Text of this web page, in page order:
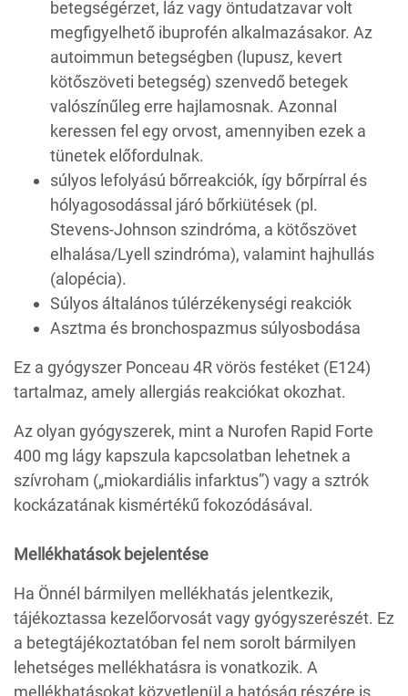
betegségérzet, láz vagy öntudatzavar volt
megfigyelhető ibuprofén alkalmazásakor. Az
autoimmun betegségben (lupusz, kevert
kötőszöveti betegség) szenvedő betegek
valószínűleg erre hajlamosnak. Azonnal
keressen fel egy orvost, amennyiben ezek a
tünetek előfordulnak.
súlyos lefolyású bőrreakciók, így bőrpírral és
hólyagosodással járó bőrkiütések (pl.
Stevens‑Johnson szindróma, a kötőszövet
elhalása/Lyell szindróma), valamint hajhullás
(alopécia).
Súlyos általános túlérzékenységi reakciók
Asztma és bronchospazmus súlyosbodása
Ez a gyógyszer Ponceau 4R vörös festéket (E124)
tartalmaz, amely allergiás reakciókat okozhat.
Az olyan gyógyszerek, mint a Nurofen Rapid Forte
400 mg lágy kapszula kapcsolatban lehetnek a
szívroham („miokardiális infarktus”) vagy a sztrók
kockázatának kismértékű fokozódásával.
Mellékhatások bejelentése
Ha Önnél bármilyen mellékhatás jelentkezik,
tájékoztassa kezelőorvosát vagy gyógyszerészét. Ez
a betegtájékoztatóban fel nem sorolt bármilyen
lehetséges mellékhatásra is vonatkozik. A
mellékhatásokat közvetlenül a hatóság részére is